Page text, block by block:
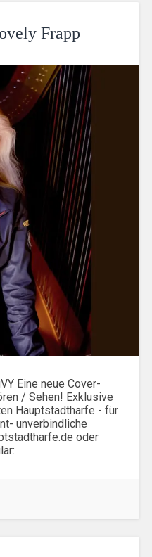
Frapp
Eine neue Cover-
/ Sehen! Exklusive
Hauptstadtharfe - für
unverbindliche
oder